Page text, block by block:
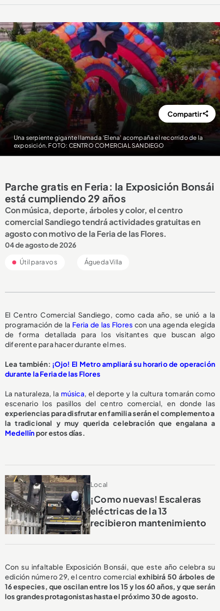
Una serpiente gigante llamada ‘Elena’ acompaña el recorrido de la
exposición. FOTO: CENTRO COMERCIAL SANDIEGO
Compartir
Parche gratis en Feria: la Exposición Bonsái
está cumpliendo 29 años
Con música, deporte, árboles y color, el centro
comercial Sandiego tendrá actividades gratuitas en
agosto con motivo de la Feria de las Flores.
04 de agosto de 2026
Útil para vos Águeda Villa
El Centro Comercial Sandiego, como cada año, se unió a la
programación de la Feria de las Flores con una agenda elegida
de forma detallada para los visitantes que buscan algo
diferente para hacer durante el mes.
Lea también: ¡Ojo! El Metro ampliará su horario de operación
durante la Feria de las Flores
La naturaleza, la música, el deporte y la cultura tomarán como
escenario los pasillos del centro comercial, en donde las
experiencias para disfrutar en familia serán el complemento a
la tradicional y muy querida celebración que engalana a
Medellínpor estos días.
Local
¡Como nuevas! Escaleras
eléctricas de la 13
recibieron mantenimiento
Con su infaltable Exposición Bonsái, que este año celebra su
edición número 29, el centro comercial exhibirá 50 árboles de
16 especies, que oscilan entre los 15 y los 60 años, y que serán
los grandes protagonistas hasta el próximo 30 de agosto.